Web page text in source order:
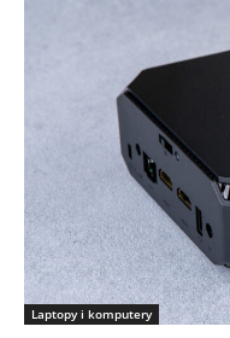
Laptopy i komputery